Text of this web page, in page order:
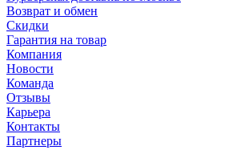
Возврат и обмен
Скидки
Гарантия на товар
Компания
Новости
Команда
Отзывы
Карьера
Контакты
Партнеры